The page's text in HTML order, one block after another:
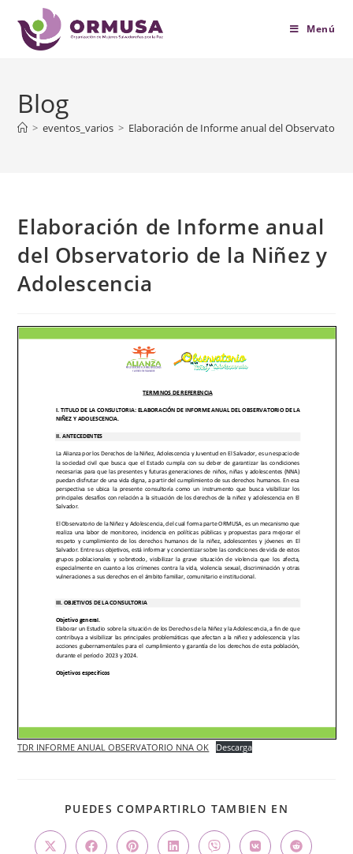
contenido
Menú
Blog
> eventos_varios > Elaboración de Informe anual del Observatorio
Elaboración de Informe anual
del Observatorio de la Niñez y
Adolescencia
TDR INFORME ANUAL OBSERVATORIO NNA OK Descarga
PUEDES COMPARTIRLO TAMBIEN EN